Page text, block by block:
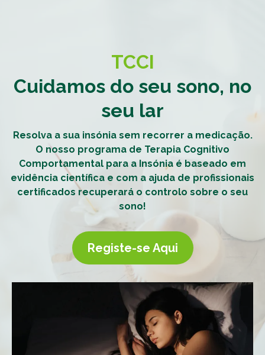
TCCI
Cuidamos do seu sono, no
seu lar
Resolva a sua insónia sem recorrer a medicação.
O nosso programa de Terapia Cognitivo
Comportamental para a Insónia é baseado em
evidência científica e com a ajuda de profissionais
certificados recuperará o controlo sobre o seu
sono!
Registe-se Aqui